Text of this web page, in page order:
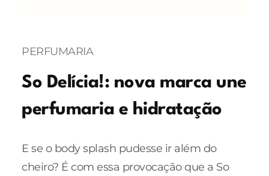
PERFUMARIA
So Delícia!: nova marca une
perfumaria e hidratação
E se o body splash pudesse ir além do
cheiro? É com essa provocação que a So